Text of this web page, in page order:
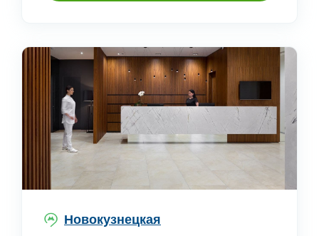
Новокузнецкая